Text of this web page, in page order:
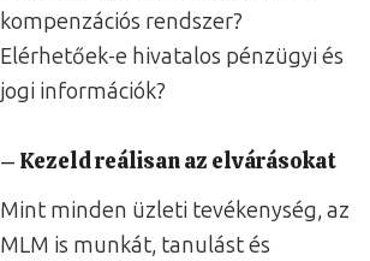
kompenzációs rendszer?
Elérhetőek-e hivatalos pénzügyi és
jogi információk?
– Kezeld reálisan az elvárásokat
Mint minden üzleti tevékenység, az
MLM is munkát, tanulást és